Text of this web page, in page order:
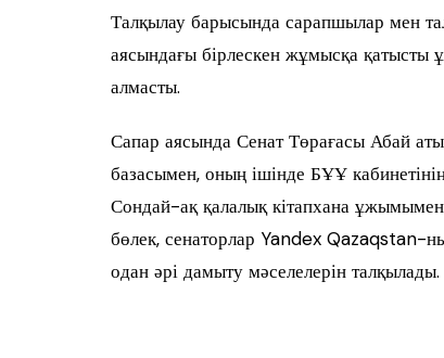
Талқылау барысында сарапшылар мен
аясындағы бірлескен жұмысқа қатысты
алмасты.
Сапар аясында Сенат Төрағасы Абай
базасымен, оның ішінде БҰҰ
Сондай-ақ қалалық кітапхана
бөлек, сенаторлар Yandex Qazaqstan-
одан әрі дамыту мәселелерін талқылады.